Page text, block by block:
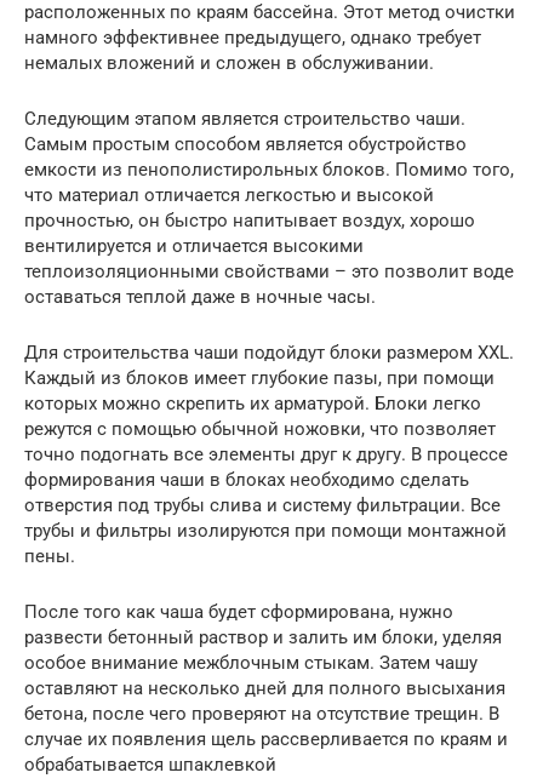
расположенных по краям бассейна. Этот метод очистки
намного эффективнее предыдущего, однако требует
немалых вложений и сложен в обслуживании.
Следующим этапом является строительство чаши.
Самым простым способом является обустройство
емкости из пенополистирольных блоков. Помимо того,
что материал отличается легкостью и высокой
прочностью, он быстро напитывает воздух, хорошо
вентилируется и отличается высокими
теплоизоляционными свойствами – это позволит воде
оставаться теплой даже в ночные часы.
Для строительства чаши подойдут блоки размером XXL.
Каждый из блоков имеет глубокие пазы, при помощи
которых можно скрепить их арматурой. Блоки легко
режутся с помощью обычной ножовки, что позволяет
точно подогнать все элементы друг к другу. В процессе
формирования чаши в блоках необходимо сделать
отверстия под трубы слива и систему фильтрации. Все
трубы и фильтры изолируются при помощи монтажной
пены.
После того как чаша будет сформирована, нужно
развести бетонный раствор и залить им блоки, уделяя
особое внимание межблочным стыкам. Затем чашу
оставляют на несколько дней для полного высыхания
бетона, после чего проверяют на отсутствие трещин. В
случае их появления щель рассверливается по краям и
обрабатывается шпаклевкой